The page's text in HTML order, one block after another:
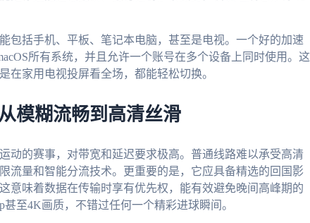
包括手机、平板、笔记本电脑，甚至是电视。一个好的加速
所有系统，并且允许一个账号在多个设备上同时使用。这
在家用电视投屏看全场，都能轻松切换。
模糊流畅到高清丝滑
动的赛事，对带宽和延迟要求极高。普通线路难以承受高清
流量和智能分流技术。更重要的是，它应具备精选的回国影
意味着数据在传输时享有优先权，能有效避免晚间高峰期的
至4K画质，不错过任何一个精彩进球瞬间。